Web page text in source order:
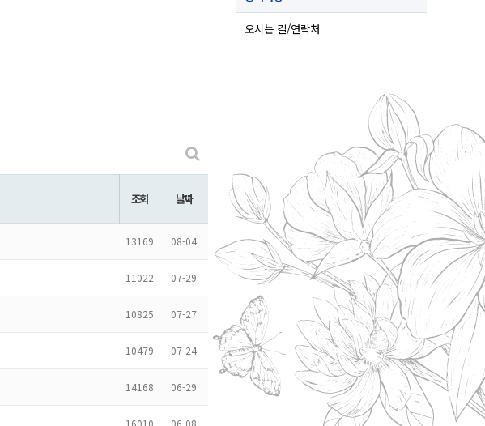
조회 날짜
13169 08-04
11022 07-29
10825 07-27
10479 07-24
14168 06-29
16010 06-08
오시는 길/연락처